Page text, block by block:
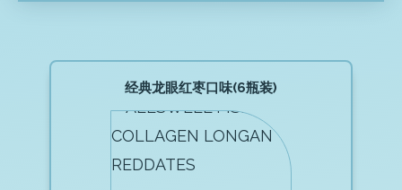
经典龙眼红枣口味(6瓶装)